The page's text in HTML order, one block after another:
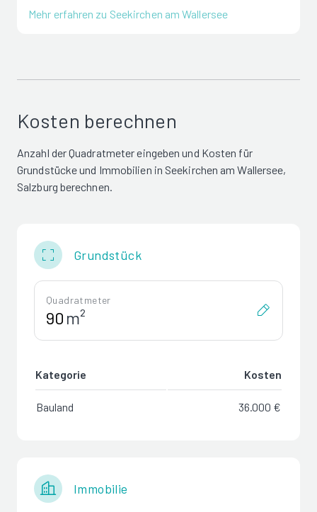
Mehr erfahren zu Seekirchen am Wallersee
Kosten berechnen
Anzahl der Quadratmeter eingeben und Kosten für
Grundstücke und Immobilien in Seekirchen am Wallersee,
Salzburg berechnen.
Grundstück
Quadratmeter
m²
Kategorie Kosten
Bauland 36.000 €
Immobilie